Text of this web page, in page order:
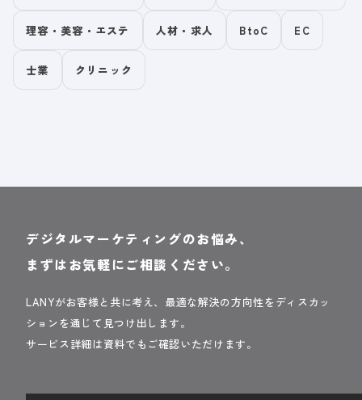
理容・美容・エステ 人材・求人 BtoC EC
士業 クリニック
デジタルマーケティングのお悩み、
まずはお気軽にご相談ください。
LANYがお客様と共に考え、最適な解決の方向性をディスカッ
ションを通じて見つけ出します。
サービス詳細は資料でもご確認いただけます。